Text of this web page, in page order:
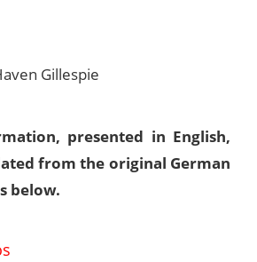
Gillespie
presented in English,
from the original German
below.